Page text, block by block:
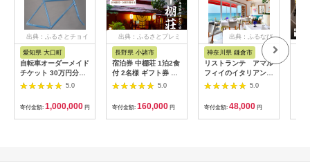
出典：ふるさとチョイ
愛知県 大口町
自転車オーダーメイド
チケット 30万円分
【1360365】
5.0
寄付金額: 1,000,000 円
出典：ふるさとプレミ
長野県 小諸市
宿泊券 中棚荘 1泊2食
付 2名様 ギフト券 チ
ケット 券 宿泊 旅行
5.0
寄付金額: 160,000 円
出典：ふるなび
神奈川県 鎌倉市
リストランテ アマル
フィイのイタリアンデ
ィナーコースA ペア
5.0
寄付金額: 48,000 円